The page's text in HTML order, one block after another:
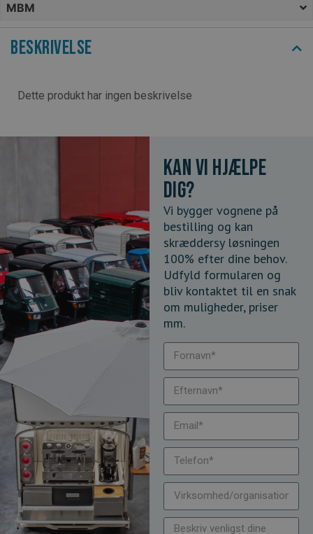
MBM
Beskrivelse
Dette produkt har ingen beskrivelse
Kan vi hjælpe
dig?
Vi bygger vognene på
bestilling og kan
skræddersy løsningen
100% efter dine behov.
Udfyld formularen og
bliv kontaktet til en snak
om muligheder, priser
mm.